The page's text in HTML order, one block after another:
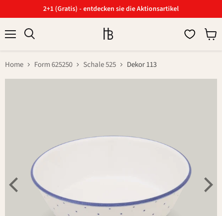
2+1 (Gratis) - entdecken sie die Aktionsartikel
Home Form 625250 Schale 525 Dekor 113